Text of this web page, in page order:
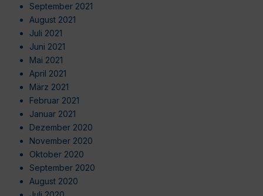
September 2021
August 2021
Juli 2021
Juni 2021
Mai 2021
April 2021
März 2021
Februar 2021
Januar 2021
Dezember 2020
November 2020
Oktober 2020
September 2020
August 2020